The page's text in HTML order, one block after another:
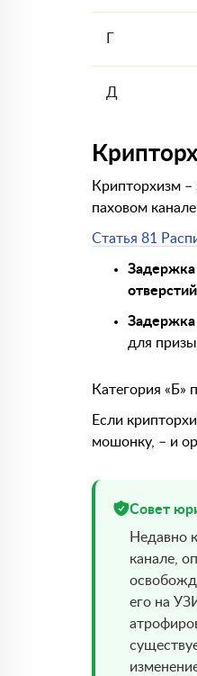
Д
Крипторхизм –
паховом
Статья 81
Задержка
отверстий
Задержка
для
Категория «Б»
Если
мошонку, – и
Совет
Недавно
канале,
его на